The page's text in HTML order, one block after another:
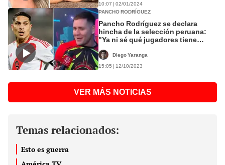
10:07 | 02/01/2024
PANCHO RODRÍGUEZ
Pancho Rodríguez se declara
hincha de la selección peruana:
"Ya ni sé qué jugadores tiene
Diego Yaranga
15:05 | 12/10/2023
VER MÁS NOTICIAS
Temas relacionados:
Esto es guerra